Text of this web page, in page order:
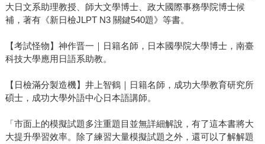
大日文系助理教授、師大文學博士、政大國際事務學院博士候
補，著有《新日檢JLPT N3 關鍵540題》等書。
【考試怪物】神作晋一｜日籍名師，日本國學院大學博士，南臺
科技大學應用日語系助教。
【日檢滿分製造機】井上智鶴｜日籍名師，成功大學教育研究所
碩士，成功大學外語中心日本語講師。
「市面上的模擬試題多注重題目並無詳細解說，有了這本書將大
大提升學習效率。除了練習⼤量模擬試題之外，還可以了解解題